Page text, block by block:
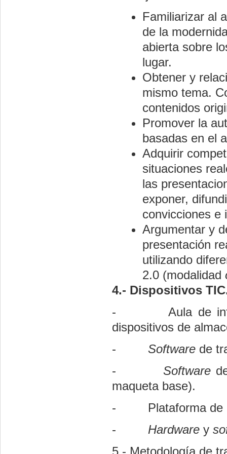
Familiarizar al
de la
abierta sobre
lugar.
Obtener y
mismo tema.
contenidos
Promover la
basadas en el
Adquirir
situaciones
las
exponer,
convicciones e
Argumentar y
presentación
utilizando
2.0 (modalidad
4.- Dispositivos
-
Aula de
dispositivos de
-
Software de
-
Software
maqueta base).
-
Plataforma
-
Hardware y
5.- Metodología de